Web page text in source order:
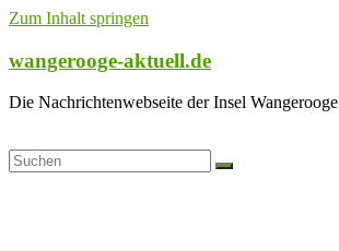
Zum Inhalt springen
wangerooge-aktuell.de
Die Nachrichtenwebseite der Insel Wangerooge